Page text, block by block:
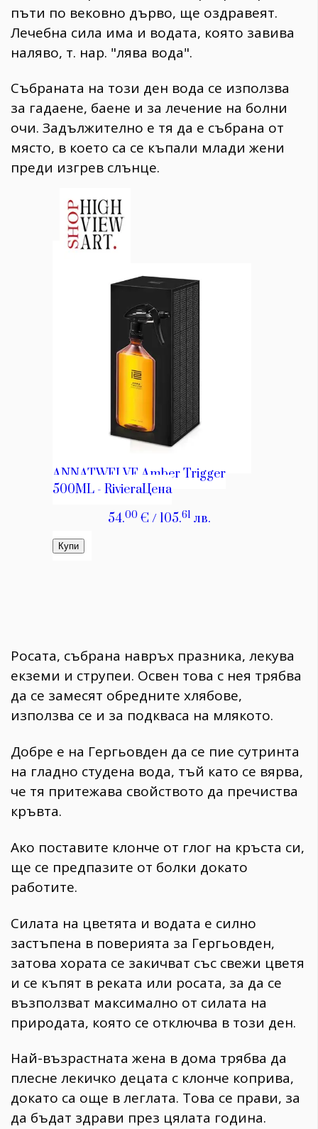
пъти по вековно дърво, ще оздравеят.
Лечебна сила има и водата, която завива
наляво, т. нар. "лява вода".
Събраната на този ден вода се използва
за гадаене, баене и за лечение на болни
очи. Задължително е тя да е събрана от
място, в което са се къпали млади жени
преди изгрев слънце.
Росата, събрана навръх празника, лекува
екземи и струпеи. Освен това с нея трябва
да се замесят обредните хлябове,
използва се и за подкваса на млякото.
Добре е на Гергьовден да се пие сутринта
на гладно студена вода, тъй като се вярва,
че тя притежава свойството да пречиства
кръвта.
Ако поставите клонче от глог на кръста си,
ще се предпазите от болки докато
работите.
Силата на цветята и водата е силно
застъпена в поверията за Гергьовден,
затова хората се закичват със свежи цветя
и се къпят в реката или росата, за да се
възползват максимално от силата на
природата, която се отключва в този ден.
Най-възрастната жена в дома трябва да
плесне лекичко децата с клонче коприва,
докато са още в леглата. Това се прави, за
да бъдат здрави през цялата година.